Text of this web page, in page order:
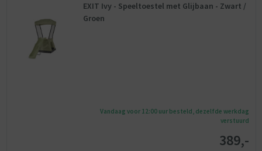
EXIT Ivy - Speeltoestel met Glijbaan - Zwart /
Groen
Vandaag voor 12:00 uur besteld, dezelfde werkdag
verstuurd
389,-